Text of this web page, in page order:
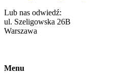
Lub nas odwiedź:
ul. Szeligowska 26B
Warszawa
Menu